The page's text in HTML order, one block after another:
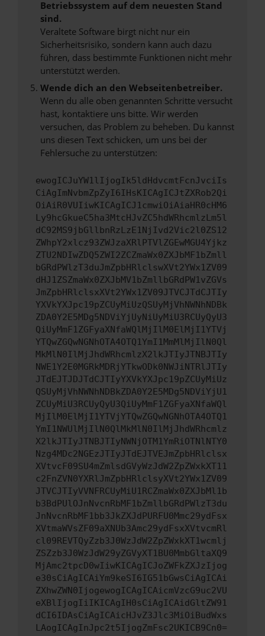
Betriebssystem auf dem neuesten Stand
sind.
Veraltete Software birgt nicht nur ein
Sicherheitsrisiko, sondern kann auch dazu
führen, dass bestimmte Funktionen nicht mehr
unterstützt werden.
Wende dich an den Webseitenbetreiber.
Wenn du alle oben genannten Schritte versucht
hast, kontaktiere uns bitte. Wir werden
versuchen, das Problem zu beheben. Du kannst
uns diesen Text schicken, um uns bei der
Fehlersuche zu unterstützen:
ewogICJuYW1lIjogIk5ldHdvcmtFcnJvciIs
CiAgImNvbmZpZyI6IHsKICAgICJtZXRob2Qi
OiAiR0VUIiwKICAgICJ1cmwiOiAiaHR0cHM6
Ly9hcGkueC5ha3MtcHJvZC5hdWRhcmlzLm5l
dC92MS9jbGllbnRzLzE1NjIvd2Vic2l0ZS12
ZWhpY2xlcz93ZWJzaXRlPTVlZGEwMGU4Yjkz
ZTU2NDIwZDQ5ZWI2ZCZmaWx0ZXJbMF1bZmll
bGRdPWlzT3duJmZpbHRlclswXVt2YWx1ZV09
dHJ1ZSZmaWx0ZXJbMV1bZmllbGRdPW1vZGVs
JmZpbHRlclsxXVt2YWx1ZV09JTVCJTdCJTIy
YXVkYXJpc19pZCUyMiUzQSUyMjVhNWNhNDBk
ZDA0Y2E5MDg5NDViYjUyNiUyMiU3RCUyQyU3
QiUyMmF1ZGFyaXNfaWQlMjIlM0ElMjI1YTVj
YTQwZGQwNGNhOTA4OTQ1YmI1MmMlMjIlN0Ql
MkMlN0IlMjJhdWRhcmlzX2lkJTIyJTNBJTIy
NWE1Y2E0MGRkMDRjYTkwODk0NWJiNTRlJTIy
JTdEJTJDJTdCJTIyYXVkYXJpc19pZCUyMiUz
QSUyMjVhNWNhNDBkZDA0Y2E5MDg5NDViYjU1
ZCUyMiU3RCUyQyU3QiUyMmF1ZGFyaXNfaWQl
MjIlM0ElMjI1YTVjYTQwZGQwNGNhOTA4OTQ1
YmI1NWUlMjIlN0QlMkMlN0IlMjJhdWRhcmlz
X2lkJTIyJTNBJTIyNWNjOTM1YmRiOTNlNTY0
Nzg4MDc2NGEzJTIyJTdEJTVEJmZpbHRlclsx
XVtvcF09SU4mZmlsdGVyWzJdW2ZpZWxkXT11
c2FnZVN0YXRlJmZpbHRlclsyXVt2YWx1ZV09
JTVCJTIyVVNFRCUyMiU1RCZmaWx0ZXJbMl1b
b3BdPUlOJnNvcnRbMF1bZmllbGRdPWlzT3du
JnNvcnRbMF1bb3JkZXJdPURFU0Mmc29ydFsx
XVtmaWVsZF09aXNUb3Amc29ydFsxXVtvcmRl
cl09REVTQyZzb3J0WzJdW2ZpZWxkXT1wcmlj
ZSZzb3J0WzJdW29yZGVyXT1BU0MmbGltaXQ9
MjAmc2tpcD0wIiwKICAgICJoZWFkZXJzIjog
e30sCiAgICAiYm9keSI6IG51bGwsCiAgICAi
ZXhwZWN0IjogewogICAgICAicmVzcG9uc2VU
eXBlIjogIiIKICAgIH0sCiAgICAidGltZW91
dCI6IDAsCiAgICAicHJvZ3Jlc3MiOiBudWxs
LAogICAgInJpc2t5IjogZmFsc2UKICB9Cn0=